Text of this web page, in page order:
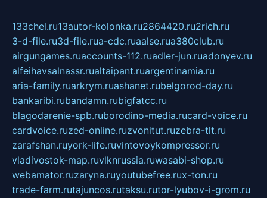
133chel.ru13autor-kolonka.ru2864420.ru2rich.ru
3-d-file.ru3d-file.rua-cdc.ruaalse.rua380club.ru
airgungames.ruaccounts-112.ruadler-jun.ruadonyev.ru
alfeihavsalnassr.rualtaipant.ruargentinamia.ru
aria-family.ruarkrym.ruashanet.rubelgorod-day.ru
bankaribi.rubandamn.rubigfatcc.ru
blagodarenie-spb.ruborodino-media.rucard-voice.ru
cardvoice.ruzed-online.ruzvonitut.ruzebra-tlt.ru
zarafshan.ruyork-life.ruvintovoykompressor.ru
vladivostok-map.ruvlknrussia.ruwasabi-shop.ru
webamator.ruzaryna.ruyoutubefree.rux-ton.ru
trade-farm.rutajuncos.rutaksu.rutor-lyubov-i-grom.ru